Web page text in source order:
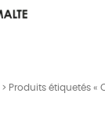
> Produits étiquetés «